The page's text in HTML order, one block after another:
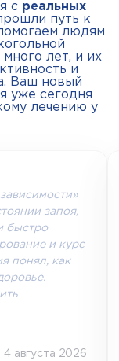
с реальных
путь к
людям
лет, и их
и
Ваш новый
уже сегодня
лечению у
запоя,
быстро
и курс
понял, как
4 августа 2026